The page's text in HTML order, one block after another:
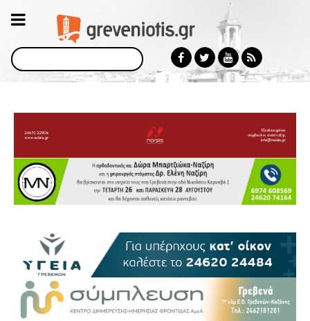
Αναζήτηση